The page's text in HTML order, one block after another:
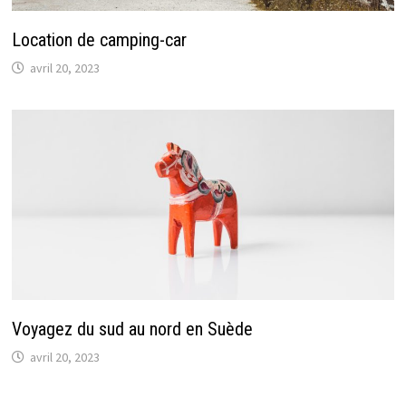
Location de camping-car
avril 20, 2023
Voyagez du sud au nord en Suède
avril 20, 2023